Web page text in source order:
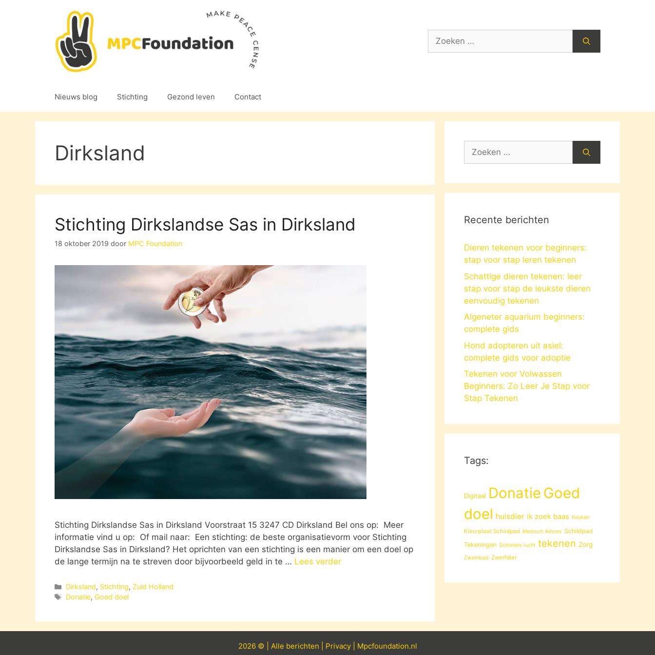
Zoek
Nieuws blog Stichting Gezond leven Contact
Dirksland
Stichting Dirkslandse Sas in Dirksland
18 oktober 2019 door MPC Foundation
Stichting Dirkslandse Sas in Dirksland Voorstraat 15 3247 CD Dirksland Bel ons op: Meer
informatie vind u op: Of mail naar: Een stichting: de beste organisatievorm voor Stichting
Dirkslandse Sas in Dirksland? Het oprichten van een stichting is een manier om een doel op
de lange termijn na te streven door bijvoorbeeld geld in te … Lees verder
Categorieën
Dirksland, Stichting, Zuid Holland
Tags
Donatie,Goed doel
Zoek
Recente berichten
Dieren tekenen voor beginners:
stap voor stap leren tekenen
Schattige dieren tekenen: leer
stap voor stap de leukste dieren
eenvoudig tekenen
Algeneter aquarium beginners:
complete gids
Hond adopteren uit asiel:
complete gids voor adoptie
Tekenen voor Volwassen
Beginners: Zo Leer Je Stap voor
Stap Tekenen
Tags:
Digitaal Donatie Goed
doel huisdier ik zoek baas Keuken
Kleurplaat Schildpad Medisch Advies Schildpad
Tekeningen Schonere lucht tekenen Zorg
Zwembad Zwerfdier
2026 © | Alle berichten Privacy| Mpcfoundation.nl